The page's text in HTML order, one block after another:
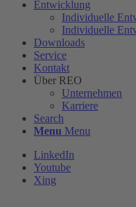
Entwicklung
Individuelle
Individuelle
Downloads
Service
Kontakt
Über REO
Unternehmen
Karriere
Search
Menu Menu
LinkedIn
Youtube
Xing